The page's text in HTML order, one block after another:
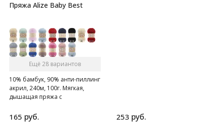
Пряжа Alize Baby Best
Ещё 28 вариантов
10% бамбук, 90% анти-пиллинг
акрил, 240м, 100г. Мягкая,
дышащая пряжа с
165 руб. 253 руб.